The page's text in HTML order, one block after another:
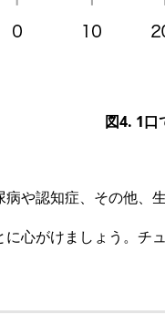
図4. 1口
や認知症、その他、
心がけましょう。チ